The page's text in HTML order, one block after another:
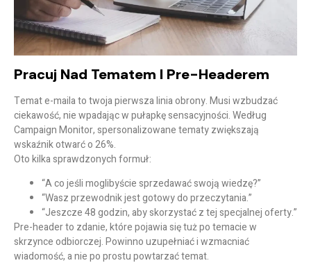
Pracuj Nad Tematem I Pre-Headerem
Temat e-maila to twoja pierwsza linia obrony. Musi wzbudzać
ciekawość, nie wpadając w pułapkę sensacyjności. Według
Campaign Monitor, spersonalizowane tematy zwiększają
wskaźnik otwarć o 26%.
Oto kilka sprawdzonych formuł:
“A co jeśli moglibyście sprzedawać swoją wiedzę?”
“Wasz przewodnik jest gotowy do przeczytania.”
“Jeszcze 48 godzin, aby skorzystać z tej specjalnej oferty.”
Pre-headerto zdanie, które pojawia się tuż po temacie w
skrzynce odbiorczej. Powinno uzupełniać i wzmacniać
wiadomość, a nie po prostu powtarzać temat.